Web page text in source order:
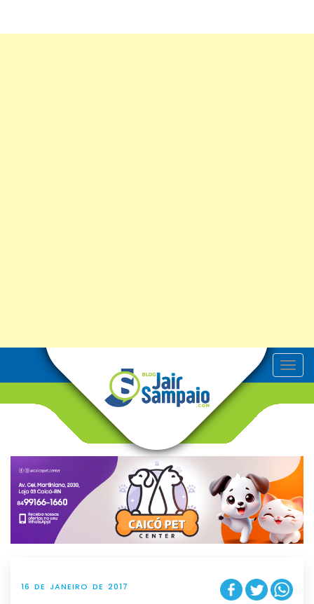
T
o
v
g
t
i
o
n
16 DE JANEIRO DE 2017